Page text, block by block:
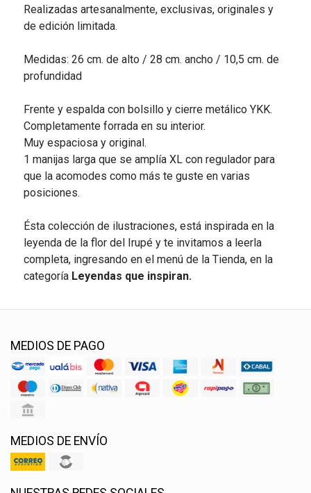
Realizadas artesanalmente, exclusivas, originales y
de edición limitada.
Medidas: 26 cm. de alto / 28 cm. ancho / 10,5 cm. de
profundidad
Frente y espalda con bolsillo y cierre metálico YKK.
Completamente forrada en su interior.
Muy espaciosa y original.
1 manijas larga que se amplía XL con regulador para
que la acomodes como más te guste en varias
posiciones.
Ésta colección de ilustraciones, está inspirada en la
leyenda de la flor del Irupé y te invitamos a leerla
completa, ingresando en el menú de la Tienda, en la
categoría Leyendas que inspiran.
MEDIOS DE PAGO
MEDIOS DE ENVÍO